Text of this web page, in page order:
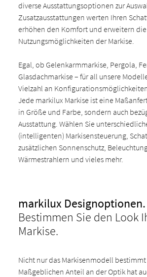
diverse Ausstattungsoptionen zur
Zusatzausstattungen werten Ihren
erhöhen den Komfort und erweitern die
Nutzungsmöglichkeiten der Markise.
Egal, ob Gelenkarmmarkise, Pergola,
Glasdachmarkise – für all unsere
Vielzahl an
Jede markilux Markise ist eine
in Größe und Farbe, sondern auch
Ausstattung. Wählen Sie
(intelligenten) Markisensteuerung,
zusätzlichen Sonnenschutz,
Wärmestrahlern und vieles mehr.
markilux Designoptionen.
Bestimmen Sie den Look
Markise.
Nicht nur das Markisenmodell bestimmt
Maßgeblichen Anteil an der Optik hat